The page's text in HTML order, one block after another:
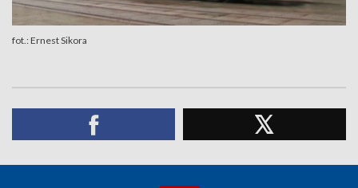
fot.: Ernest Sikora